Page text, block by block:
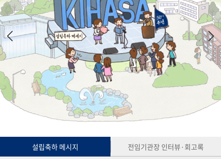
기록물 아카이브
사진 아카이브 문서 기록물 행정박물 영상 기록물
50+1 주년 기념
성과 50선 숫자로 보는 50년 50
주년 광장
세계와 함께 한 KIHASA
VR 역사관
설립축하 메시지
전임기관장 인터뷰·회고록